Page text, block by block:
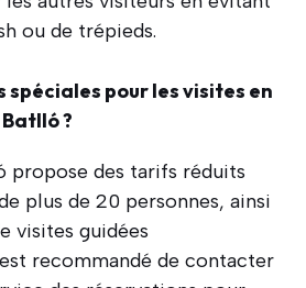
ou de trépieds.
pour les visites en
?
propose des tarifs réduits
plus de 20 personnes, ainsi
visites guidées
recommandé de contacter